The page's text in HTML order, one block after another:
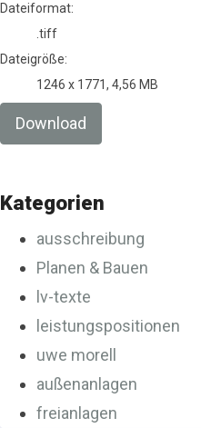
Dateiformat:
.tiff
Dateigröße:
1246 x 1771, 4,56 MB
Download
Kategorien
ausschreibung
Planen & Bauen
lv-texte
leistungspositionen
uwe morell
außenanlagen
freianlagen